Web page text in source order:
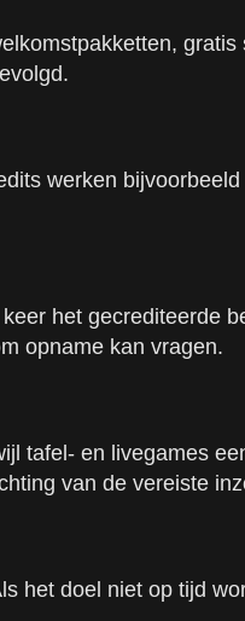
werken
het gecrediteerde
opname kan vragen.
tafel- en livegames
van de vereiste
het doel niet op tijd